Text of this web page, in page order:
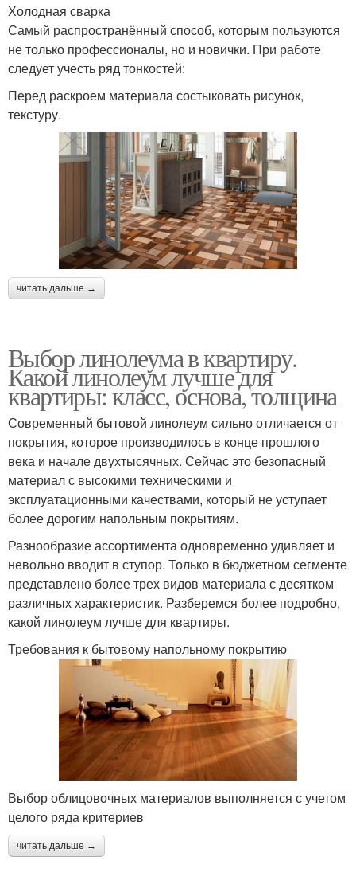
Холодная сварка
Самый распространённый способ, которым пользуются
не только профессионалы, но и новички. При работе
следует учесть ряд тонкостей:
Перед раскроем материала состыковать рисунок,
текстуру.
читать дальше →
Выбор линолеума в квартиру.
Какой линолеум лучше для
квартиры: класс, основа, толщина
Современный бытовой линолеум сильно отличается от
покрытия, которое производилось в конце прошлого
века и начале двухтысячных. Сейчас это безопасный
материал с высокими техническими и
эксплуатационными качествами, который не уступает
более дорогим напольным покрытиям.
Разнообразие ассортимента одновременно удивляет и
невольно вводит в ступор. Только в бюджетном сегменте
представлено более трех видов материала с десятком
различных характеристик. Разберемся более подробно,
какой линолеум лучше для квартиры.
Требования к бытовому напольному покрытию
Выбор облицовочных материалов выполняется с учетом
целого ряда критериев
читать дальше →